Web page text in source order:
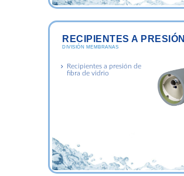
RECIPIENTES A PRESIÓN
DIVISIÓN MEMBRANAS
Recipientes a presión de
fibra de vidrio